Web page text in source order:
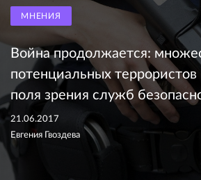
МНЕНИЯ
Война продолжается:
потенциальных террористов
поля зрения служб
21.06.2017
Евгения Гвоздева